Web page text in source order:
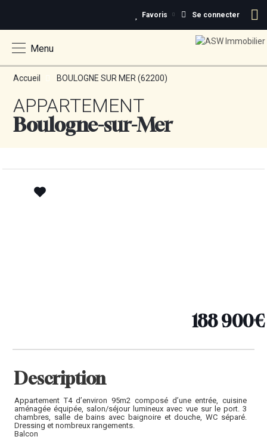
Favoris Se connecter
Menu
Appartement
Boulogne-sur-Mer
Accueil BOULOGNE SUR MER (62200)
188 900€
Description
Appartement T4 d’environ 95m2 composé d’une entrée, cuisine
aménagée équipée, salon/séjour lumineux avec vue sur le port. 3
chambres, salle de bains avec baignoire et douche, WC séparé.
Dressing et nombreux rangements.
Balcon